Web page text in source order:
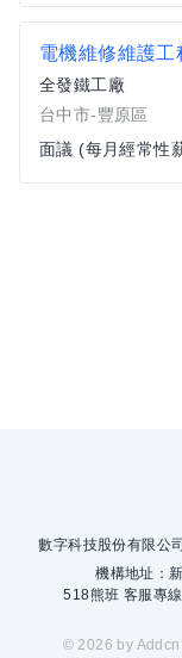
電機維修維護工
全發鐵工廠
台中市-豐原區
面議 (每月經常性
數字科技股份有限公司
機構地址：
518熊班 客服專
© 2026 by